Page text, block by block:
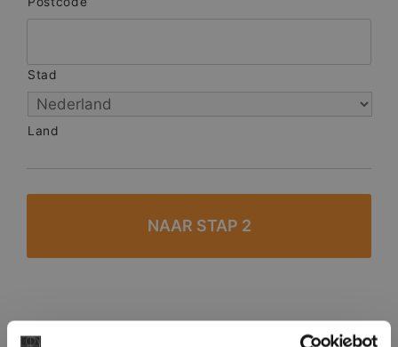
Stad
Land
#1 in de categorie vloeren op Trustpilot